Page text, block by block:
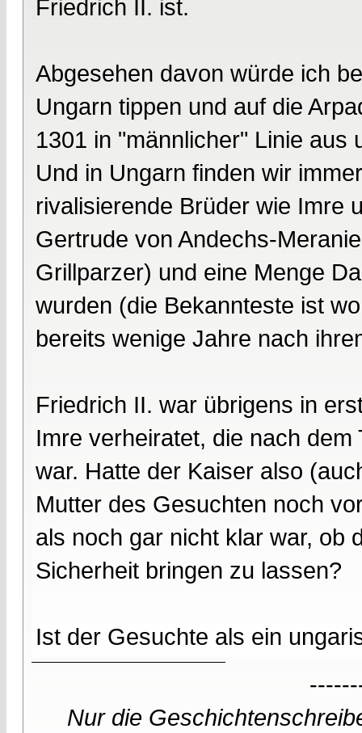
Friedrich II. ist.
Abgesehen davon würde ich
Ungarn tippen und auf die
1301 in "männlicher" Linie aus
Und in Ungarn finden wir
rivalisierende Brüder wie Imre
Gertrude von Andechs-
Grillparzer) und eine Menge
wurden (die Bekannteste ist
bereits wenige Jahre nach
Friedrich II. war übrigens in
Imre verheiratet, die nach
war. Hatte der Kaiser also
Mutter des Gesuchten noch
als noch gar nicht klar war, ob
Sicherheit bringen zu lassen?
Ist der Gesuchte als ein
Nur die